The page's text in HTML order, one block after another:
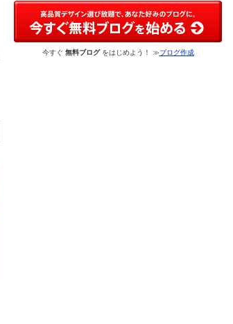
今すぐ 無料ブログをはじめよう！ ≫ブログ作成